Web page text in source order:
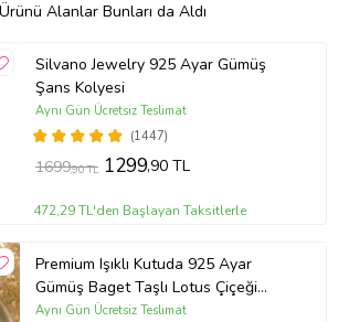
Alanlar Bunları da Aldı
Silvano Jewelry 925 Ayar Gümüş
Şans Kolyesi
(1447)
Aynı Gün Ücretsiz Teslimat
1699,90 TL 1299,90 TL
472,29 TL'den Başlayan Taksitlerle
Premium Işıklı Kutuda 925 Ayar
Gümüş Baget Taşlı Lotus Çiçeği
Kolye
Aynı Gün Ücretsiz Teslimat